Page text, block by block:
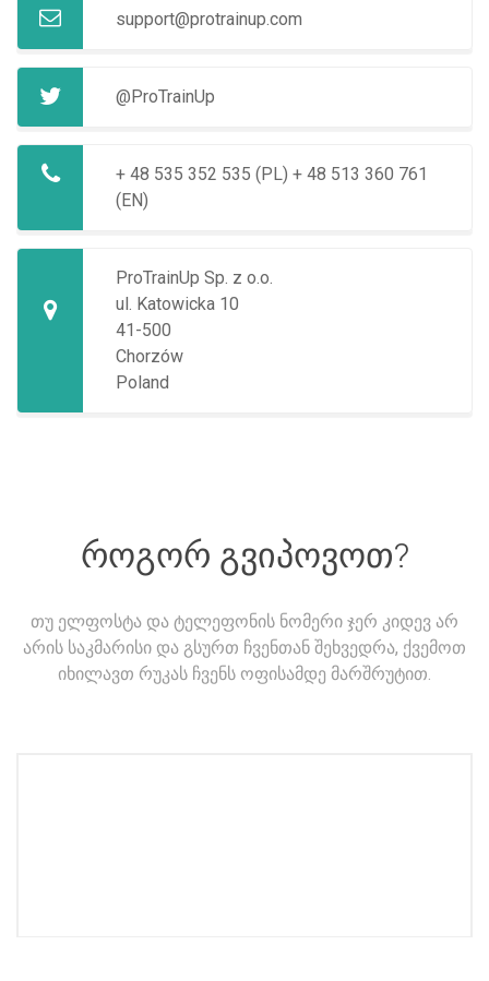
support@protrainup.com
@ProTrainUp
+ 48 535 352 535 (PL) + 48 513 360 761
(EN)
ProTrainUp Sp. z o.o.
ul. Katowicka 10
41-500
Chorzów
Poland
როგორ გვიპოვოთ?
თუ ელფოსტა და ტელეფონის ნომერი ჯერ კიდევ არ
არის საკმარისი და გსურთ ჩვენთან შეხვედრა, ქვემოთ
იხილავთ რუკას ჩვენს ოფისამდე მარშრუტით.